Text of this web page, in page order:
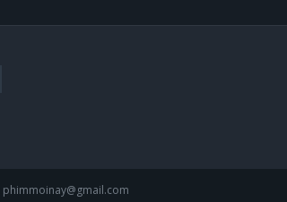
phimmoinay@gmail.com